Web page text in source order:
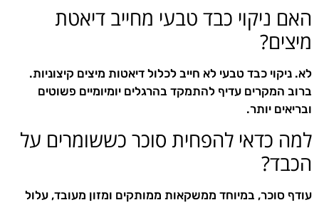
האם ניקוי כבד טבעי מחייב דיאטת
מיצים?
לא. ניקוי כבד טבעי לא חייב לכלול דיאטות מיצים קיצוניות.
ברוב המקרים עדיף להתמקד בהרגלים יומיומיים פשוטים
ובריאים יותר.
למה כדאי להפחית סוכר כששומרים על
הכבד?
עודף סוכר, במיוחד ממשקאות ממותקים ומזון מעובד, עלול